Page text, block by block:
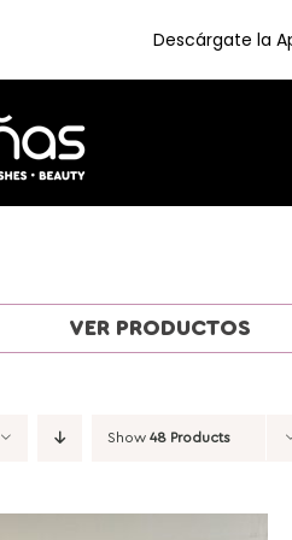
VER PRODUCTOS
Show 48 Products
Descárgate la